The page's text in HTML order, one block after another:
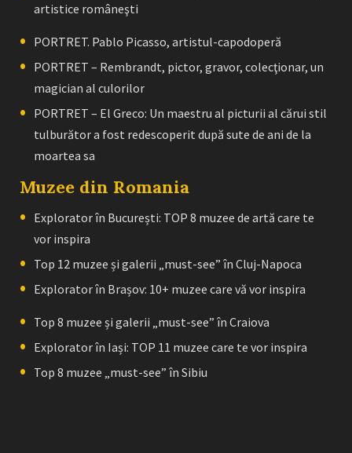
artistice româneşti
PORTRET. Pablo Picasso, artistul-capodoperă
PORTRET – Rembrandt, pictor, gravor, colecţionar, un
magician al culorilor
PORTRET – El Greco: Un maestru al picturii al cărui stil
tulburător a fost redescoperit după sute de ani de la
moartea sa
Muzee din Romania
Explorator în București: TOP 8 muzee de artă care te
vor inspira
Top 12 muzee și galerii „must-see” în Cluj-Napoca
Explorator în Brașov: 10+ muzee care vă vor inspira
Top 8 muzee și galerii „must-see” în Craiova
Explorator în Iași: TOP 11 muzee care te vor inspira
Top 8 muzee „must-see” în Sibiu